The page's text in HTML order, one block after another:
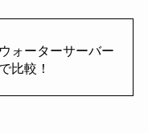
ォーターサーバー
比較！